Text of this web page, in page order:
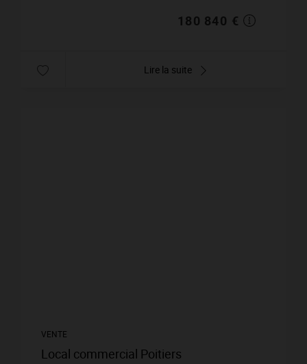
180 840 €
Lire la suite
VENTE
Local commercial Poitiers